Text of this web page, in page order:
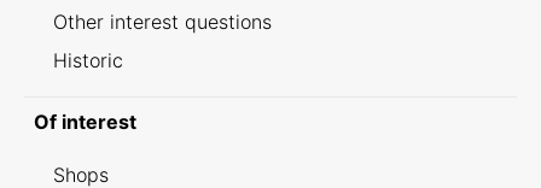
Other interest questions
Historic
Of interest
Shops